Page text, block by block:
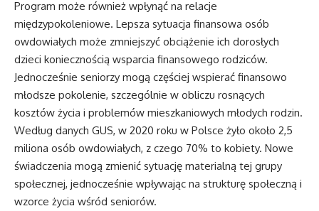
Program może również wpłynąć na relacje
międzypokoleniowe. Lepsza sytuacja finansowa osób
owdowiałych może zmniejszyć obciążenie ich dorosłych
dzieci koniecznością wsparcia finansowego rodziców.
Jednocześnie seniorzy mogą częściej wspierać finansowo
młodsze pokolenie, szczególnie w obliczu rosnących
kosztów życia i problemów mieszkaniowych młodych rodzin.
Według danych GUS, w 2020 roku w Polsce żyło około 2,5
miliona osób owdowiałych, z czego 70% to kobiety. Nowe
świadczenia mogą zmienić sytuację materialną tej grupy
społecznej, jednocześnie wpływając na strukturę społeczną i
wzorce życia wśród seniorów.